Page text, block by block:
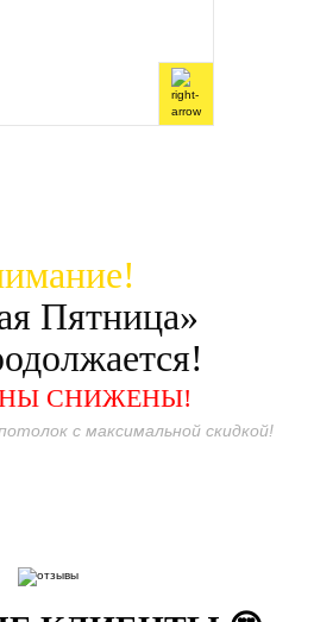
Пятница»
СНИЖЕНЫ!
с максимальной скидкой!